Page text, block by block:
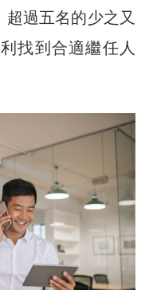
過五名的少之又
找到合適繼任人